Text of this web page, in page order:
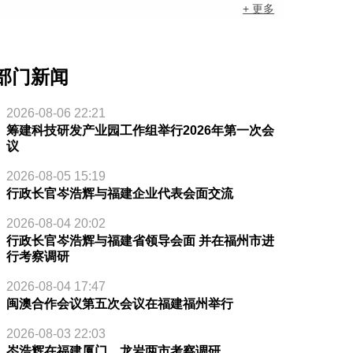
+ 更多
门新闻
2026-08-06 22:21
筹建科技研发产业园工作组举行2026年第一次会
议
2026-08-05 15:19
行政长官岑浩辉与福建企业代表会面交流
2026-08-04 20:02
行政长官岑浩辉与福建省领导会面 并在福州市进
行考察调研
2026-08-04 17:47
闽澳合作会议第五次会议在福建福州举行
2026-08-03 22:03